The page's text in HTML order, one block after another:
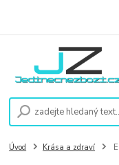
Úvod Krása a zdraví